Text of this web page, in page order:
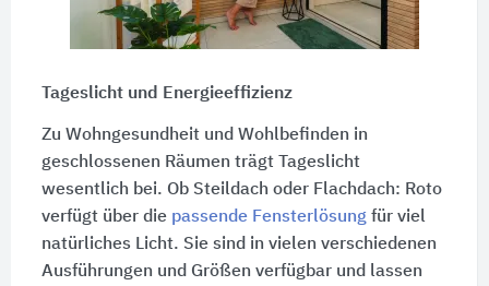
Tageslicht und Energieeffizienz
Zu Wohngesundheit und Wohlbefinden in
geschlossenen Räumen trägt Tageslicht
wesentlich bei. Ob Steildach oder Flachdach: Roto
verfügt über die passende Fensterlösungfür viel
natürliches Licht. Sie sind in vielen verschiedenen
Ausführungen und Größen verfügbar und lassen